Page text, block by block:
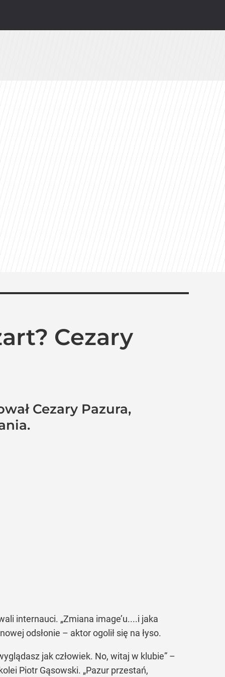
Cezary
Cezary Pazura,
internauci. „Zmiana image’u....i jaka
odsłonie – aktor ogolił się na łyso.
jak człowiek. No, witaj w klubie” –
Piotr Gąsowski. „Pazur przestań,